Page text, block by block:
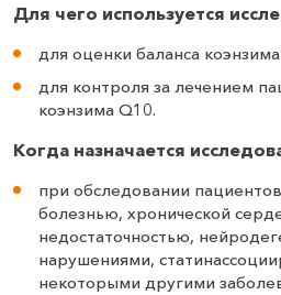
Для чего используется
для оценки баланса
для контроля за лечением
коэнзима Q10.
Когда назначается
при обследовании
болезнью, хронической
недостаточностью,
нарушениями,
некоторыми другими